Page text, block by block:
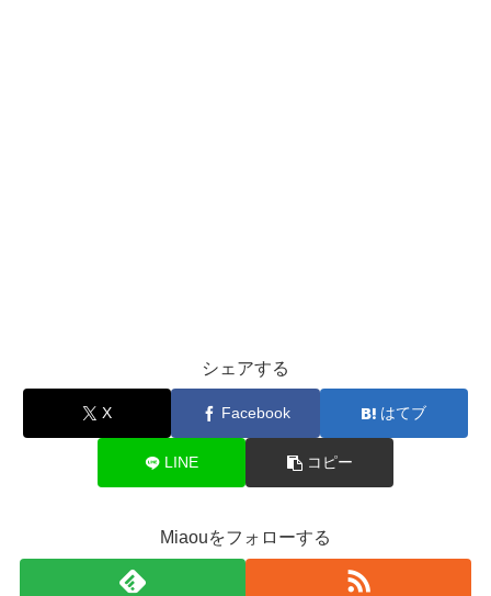
シェアする
X Facebook はてブ
LINE コピー
Miaouをフォローする